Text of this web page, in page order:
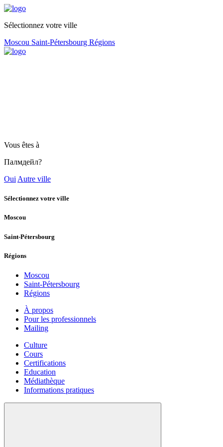
Sélectionnez votre ville
Moscou Saint-Pétersbourg Régions
Vous êtes à
Палмдейл?
Oui Autre ville
Sélectionnez votre ville
Moscou
Saint-Pétersbourg
Régions
Moscou
Saint-Pétersbourg
Régions
À propos
Pour les professionnels
Mailing
Culture
Cours
Certifications
Education
Médiathèque
Informations pratiques